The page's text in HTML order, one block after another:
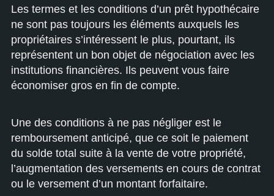
Les termes et les conditions d’un prêt hypothécaire
ne sont pas toujours les éléments auxquels les
propriétaires s’intéressent le plus, pourtant, ils
représentent un bon objet de négociation avec les
institutions financières. Ils peuvent vous faire
économiser gros en fin de compte.
Une des conditions à ne pas négliger est le
remboursement anticipé, que ce soit le paiement
du solde total suite à la vente de votre propriété,
l’augmentation des versements en cours de contrat
ou le versement d’un montant forfaitaire.